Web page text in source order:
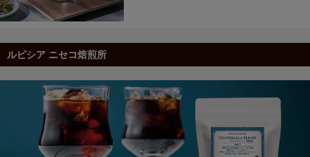
ルピシア ニセコ焙煎所